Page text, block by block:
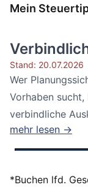
Mein
Stand: 20.07.2026
Wer
Vorhaben
verbindliche
Bundesfinanzhof...
mehr lesen →
*Buchen lfd.